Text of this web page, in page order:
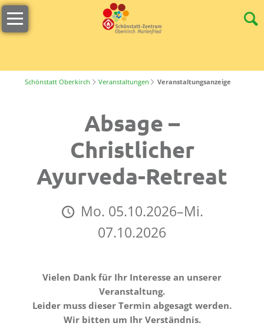
Navigation
überspringen
Willkommen
s
´Lädele
Team
Nachhaltigkeit
Verpflegung
Schönstatt Oberkirch Veranstaltungen Veranstaltungsanzeige
Absage –
Christlicher
Ayurveda-Retreat
Mo. 05.10.2026–Mi.
07.10.2026
Vielen Dank für Ihr Interesse an unserer
Veranstaltung.
Leider muss dieser Termin abgesagt werden.
Wir bitten um Ihr Verständnis.